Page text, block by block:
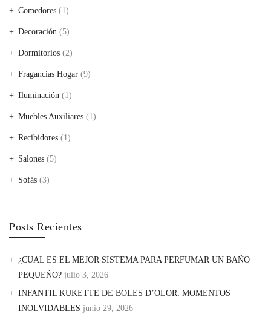
Comedores (1)
Decoración (5)
Dormitorios (2)
Fragancias Hogar (9)
Iluminación (1)
Muebles Auxiliares (1)
Recibidores (1)
Salones (5)
Sofás (3)
Posts Recientes
¿CUAL ES EL MEJOR SISTEMA PARA PERFUMAR UN BAÑO
PEQUEÑO? julio 3, 2026
INFANTIL KUKETTE DE BOLES D’OLOR: MOMENTOS
INOLVIDABLES junio 29, 2026